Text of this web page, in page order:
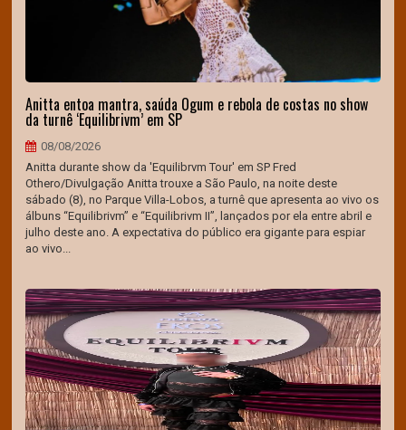
Anitta entoa mantra, saúda Ogum e rebola de costas no show
da turnê ‘Equilibrivm’ em SP
08/08/2026
Anitta durante show da 'Equilibrvm Tour' em SP Fred
Othero/Divulgação Anitta trouxe a São Paulo, na noite deste
sábado (8), no Parque Villa-Lobos, a turnê que apresenta ao vivo os
álbuns “Equilibrivm” e “Equilibrivm II”, lançados por ela entre abril e
julho deste ano. A expectativa do público era gigante para espiar
ao vivo...